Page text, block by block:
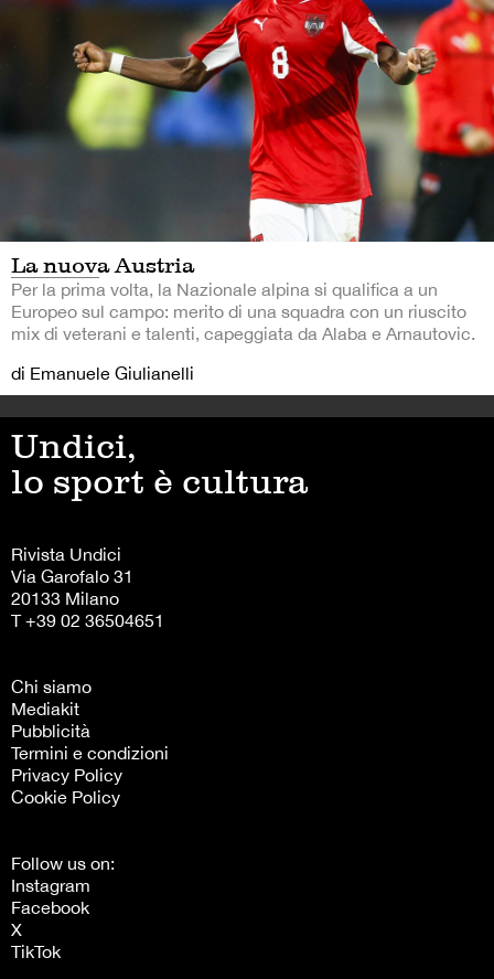
La nuova Austria
Per la prima volta, la Nazionale alpina si qualifica a un
Europeo sul campo: merito di una squadra con un riuscito
mix di veterani e talenti, capeggiata da Alaba e Arnautovic.
di Emanuele Giulianelli
Undici,
lo sport è cultura
Rivista Undici
Via Garofalo 31
20133 Milano
T +39 02 36504651
Chi siamo
Mediakit
Pubblicità
Termini e condizioni
Privacy Policy
Cookie Policy
Follow us on:
Instagram
Facebook
X
TikTok